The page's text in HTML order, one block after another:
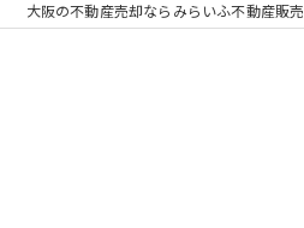
大阪の不動産売却ならみらいふ不動産販売